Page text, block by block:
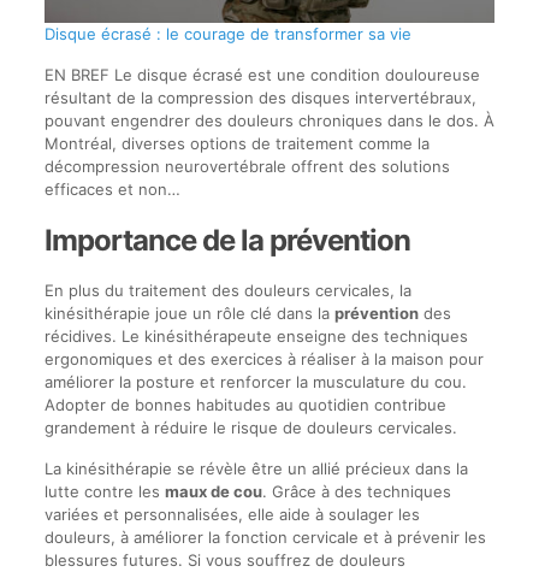
Disque écrasé : le courage de transformer sa vie
EN BREF Le disque écrasé est une condition douloureuse
résultant de la compression des disques intervertébraux,
pouvant engendrer des douleurs chroniques dans le dos. À
Montréal, diverses options de traitement comme la
décompression neurovertébrale offrent des solutions
efficaces et non…
Importance de la prévention
En plus du traitement des douleurs cervicales, la
kinésithérapie joue un rôle clé dans la préventiondes
récidives. Le kinésithérapeute enseigne des techniques
ergonomiques et des exercices à réaliser à la maison pour
améliorer la posture et renforcer la musculature du cou.
Adopter de bonnes habitudes au quotidien contribue
grandement à réduire le risque de douleurs cervicales.
La kinésithérapie se révèle être un allié précieux dans la
lutte contre les maux de cou. Grâce à des techniques
variées et personnalisées, elle aide à soulager les
douleurs, à améliorer la fonction cervicale et à prévenir les
blessures futures. Si vous souffrez de douleurs